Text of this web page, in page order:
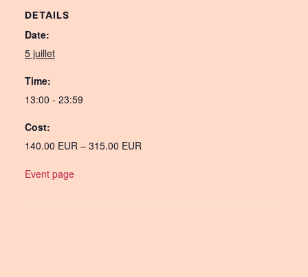
DETAILS
Date:
5 juillet
Time:
13:00 - 23:59
Cost:
140.00 EUR – 315.00 EUR
Event page